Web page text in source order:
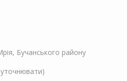
Бучанського району
уточнювати)